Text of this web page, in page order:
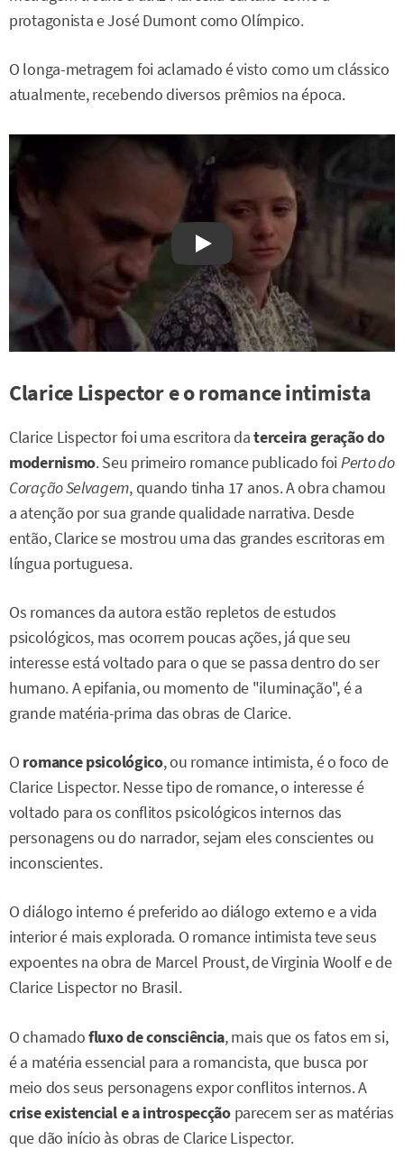
protagonista e José Dumont como Olímpico.
O longa-metragem foi aclamado é visto como um clássico
atualmente, recebendo diversos prêmios na época.
Watch on YouTube
Clarice Lispector e o romance intimista
Clarice Lispector foi uma escritora daterceira geração do
modernismo. Seu primeiro romance publicado foi Perto do
Coração Selvagem, quando tinha 17 anos. A obra chamou
a atenção por sua grande qualidade narrativa. Desde
então, Clarice se mostrou uma das grandes escritoras em
língua portuguesa.
Os romances da autora estão repletos de estudos
psicológicos, mas ocorrem poucas ações, já que seu
interesse está voltado para o que se passa dentro do ser
humano. A epifania, ou momento de "iluminação", é a
grande matéria-prima das obras de Clarice.
O romance psicológico, ou romance intimista, é o foco de
Clarice Lispector. Nesse tipo de romance, o interesse é
voltado para os conflitos psicológicos internos das
personagens ou do narrador, sejam eles conscientes ou
inconscientes.
O diálogo interno é preferido ao diálogo externo e a vida
interior é mais explorada. O romance intimista teve seus
expoentes na obra de Marcel Proust, de Virginia Woolf e de
Clarice Lispector no Brasil.
O chamadofluxo de consciência, mais que os fatos em si,
é a matéria essencial para a romancista, que busca por
meio dos seus personagens expor conflitos internos. A
crise existencial e a introspecçãoparecem ser as matérias
que dão início às obras de Clarice Lispector.